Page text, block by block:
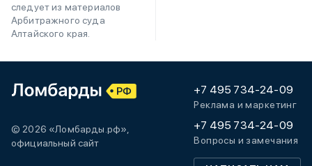
следует из материалов
Арбитражного суда
Алтайского края.
© 2026 «Ломбарды.рф»,
официальный сайт
+7 495 734-24-09
Реклама и маркетинг
+7 495 734-24-09
Вопросы и замечания